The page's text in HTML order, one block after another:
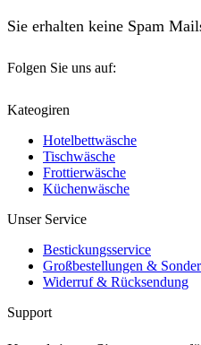
Sie erhalten keine Spam
Folgen Sie uns auf:
Kateogiren
Hotelbettwäsche
Tischwäsche
Frottierwäsche
Küchenwäsche
Unser Service
Bestickungsservice
Großbestellungen &
Widerruf & Rücksendung
Support